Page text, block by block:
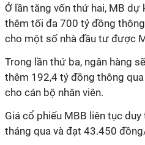
Ở lần tăng vốn thứ hai, MB
thêm tối đa 700 tỷ đồng
cho một số nhà đầu tư được
Trong lần thứ ba, ngân hàng
thêm 192,4 tỷ đồng thông
cho cán bộ nhân viên.
Giá cổ phiếu MBB liên tục
tháng qua và đạt 43.450